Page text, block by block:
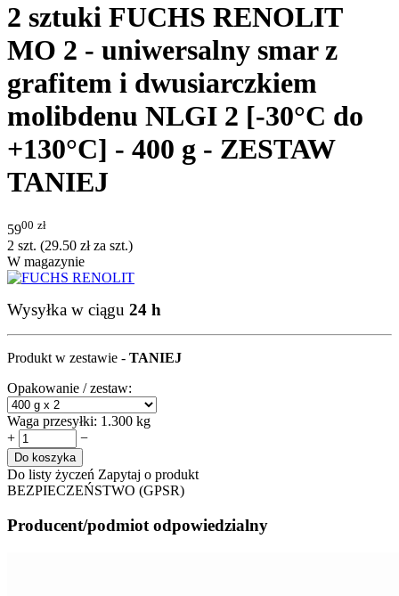
2 sztuki FUCHS RENOLIT
MO 2 - uniwersalny smar z
grafitem i dwusiarczkiem
molibdenu NLGI 2 [-30°C do
+130°C] - 400 g - ZESTAW
TANIEJ
5900 zł
2 szt. (29.50 złza szt.)
W magazynie
Wysyłka w ciągu 24 h
Produkt w zestawie - TANIEJ
Opakowanie / zestaw:
Waga przesyłki: 1.300 kg
+
−
Do koszyka
Do listy życzeń Zapytaj o produkt
BEZPIECZEŃSTWO (GPSR)
Producent/podmiot odpowiedzialny